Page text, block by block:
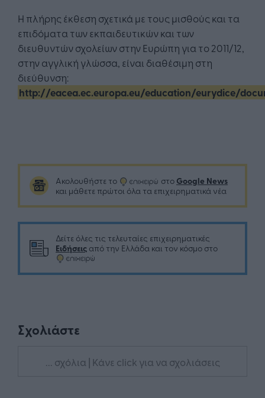
Η πλήρης έκθεση σχετικά με τους μισθούς και τα
επιδόματα των εκπαιδευτικών και των
διευθυντών σχολείων στην Ευρώπη για το 2011/12,
στην αγγλική γλώσσα, είναι διαθέσιμη στη
διεύθυνση:
http://eacea.ec.europa.eu/education/eurydice/
Ακολουθήστε το στο Google News
και μάθετε πρώτοι όλα τα επιχειρηματικά νέα
Δείτε όλες τις τελευταίες επιχειρηματικές
Ειδήσεις από την Ελλάδα και τον κόσμο στο
Σχολιάστε
... σχόλια | Κάνε click για να σχολιάσεις